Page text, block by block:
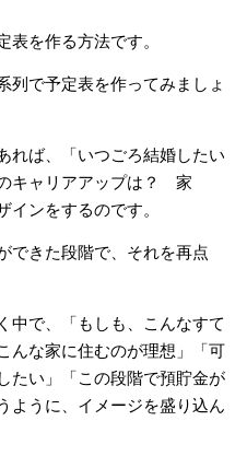
表を作る方法です。
列で予定表を作ってみましょ
れば、「いつごろ結婚したい
キャリアアップは？ 家
インをするのです。
できた段階で、それを再点
中で、「もしも、こんなすて
んな家に住むのが理想」「可
たい」「この段階で預貯金が
ように、イメージを盛り込ん